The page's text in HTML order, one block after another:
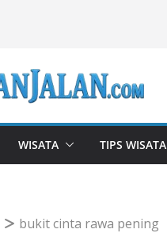
WISATA TIPS WISATA
bukit cinta rawa pening